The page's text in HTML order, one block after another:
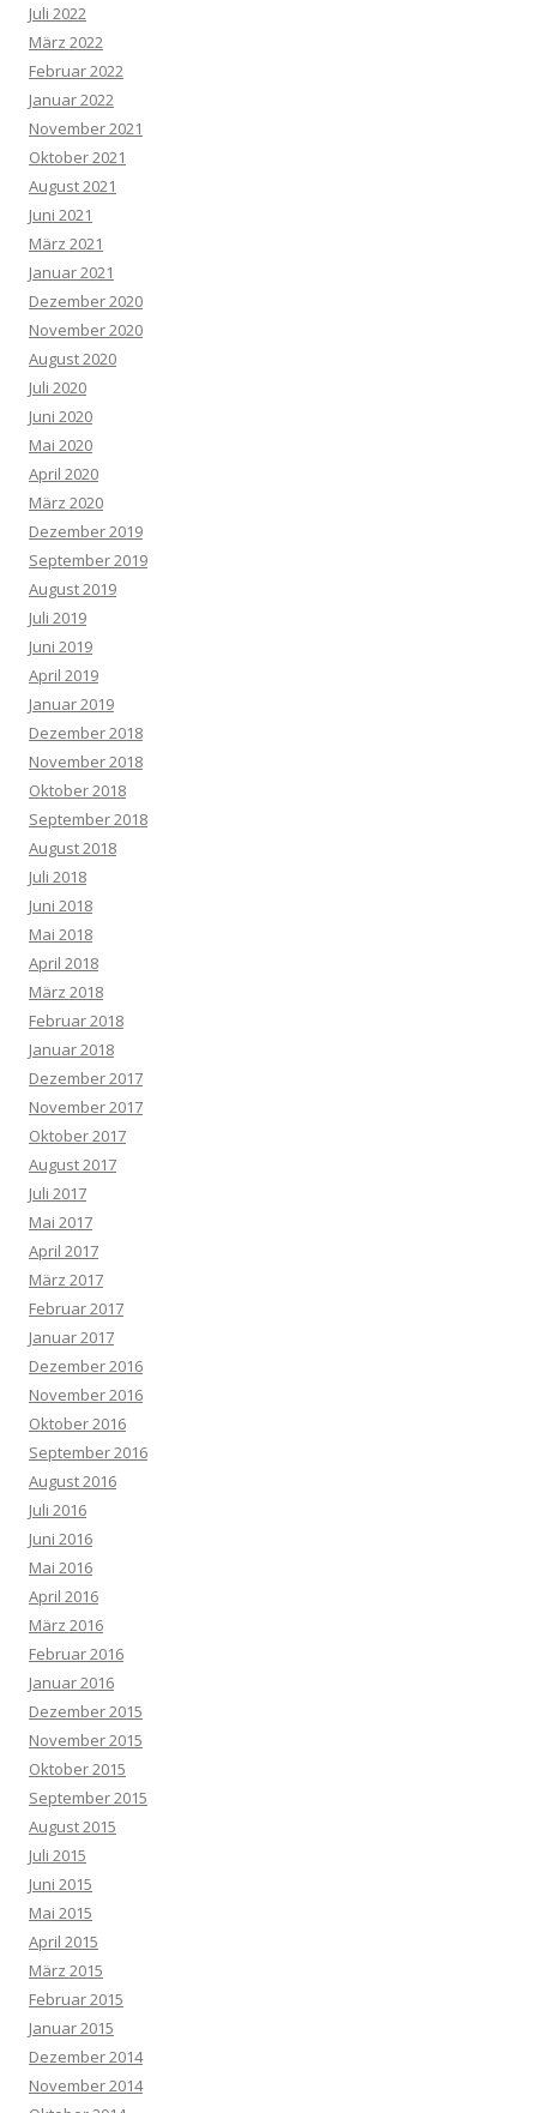
Juli 2022
März 2022
Februar 2022
Januar 2022
November 2021
Oktober 2021
August 2021
Juni 2021
März 2021
Januar 2021
Dezember 2020
November 2020
August 2020
Juli 2020
Juni 2020
Mai 2020
April 2020
März 2020
Dezember 2019
September 2019
August 2019
Juli 2019
Juni 2019
April 2019
Januar 2019
Dezember 2018
November 2018
Oktober 2018
September 2018
August 2018
Juli 2018
Juni 2018
Mai 2018
April 2018
März 2018
Februar 2018
Januar 2018
Dezember 2017
November 2017
Oktober 2017
August 2017
Juli 2017
Mai 2017
April 2017
März 2017
Februar 2017
Januar 2017
Dezember 2016
November 2016
Oktober 2016
September 2016
August 2016
Juli 2016
Juni 2016
Mai 2016
April 2016
März 2016
Februar 2016
Januar 2016
Dezember 2015
November 2015
Oktober 2015
September 2015
August 2015
Juli 2015
Juni 2015
Mai 2015
April 2015
März 2015
Februar 2015
Januar 2015
Dezember 2014
November 2014